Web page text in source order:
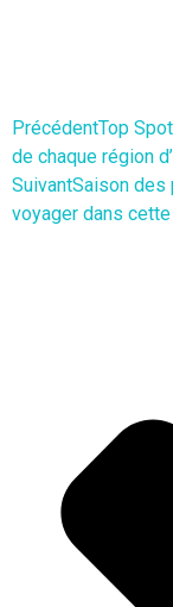
PrécédentTop
de chaque région
SuivantSaison des
voyager dans